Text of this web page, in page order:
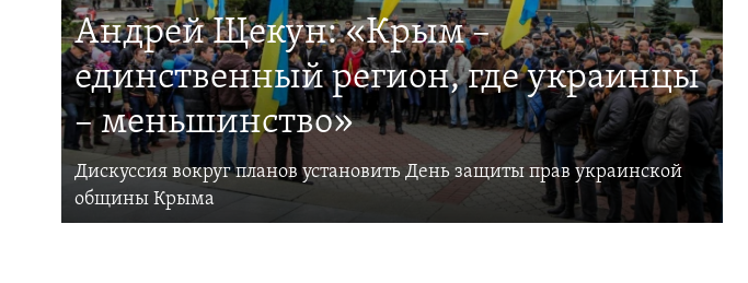
Андрей Щекун: «Крым –
единственный регион, где украинцы
– меньшинство»
Дискуссия вокруг планов установить День защиты прав украинской
общины Крыма